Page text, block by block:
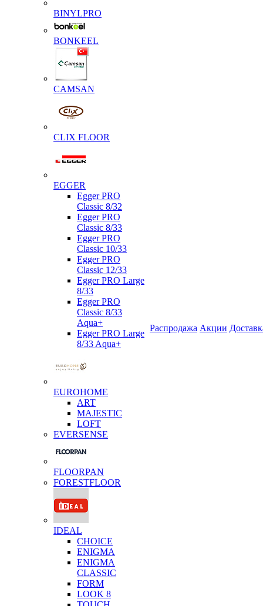
BINYLPRO
BONKEEL
CAMSAN
CLIX FLOOR
EGGER
Egger PRO
Classic 8/32
Egger PRO
Classic 8/33
Egger PRO
Classic 10/33
Egger PRO
Classic 12/33
Egger PRO Large
8/33
Egger PRO
Classic 8/33
Aqua+
Egger PRO Large
8/33 Aqua+
EUROHOME
ART
MAJESTIC
LOFT
EVERSENSE
FLOORPAN
FORESTFLOOR
IDEAL
CHOICE
ENIGMA
ENIGMA
CLASSIC
FORM
LOOK 8
Распродажа Акции